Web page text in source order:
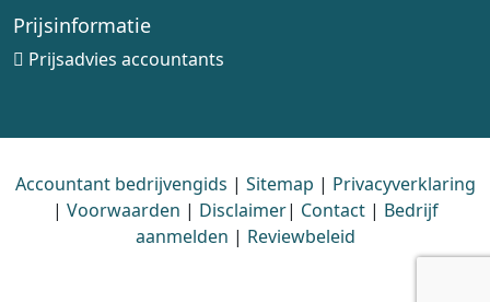
Prijsinformatie
Prijsadvies accountants
Accountant bedrijvengids | Sitemap | Privacyverklaring
| Voorwaarden | Disclaimer| Contact| Bedrijf
aanmelden | Reviewbeleid